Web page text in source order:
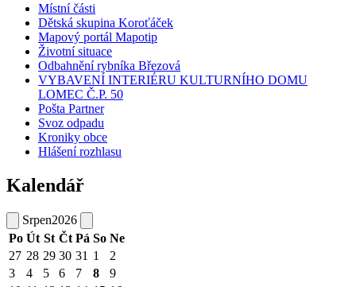
Místní části
Dětská skupina Koroťáček
Mapový portál Mapotip
Životní situace
Odbahnění rybníka Březová
VYBAVENÍ INTERIÉRU KULTURNÍHO DOMU
LOMEC Č.P. 50
Pošta Partner
Svoz odpadu
Kroniky obce
Hlášení rozhlasu
Kalendář
Srpen2026
Po Út St Čt Pá So Ne
27 28 29 30 31 1
2
3
4 5 6 7 8
9